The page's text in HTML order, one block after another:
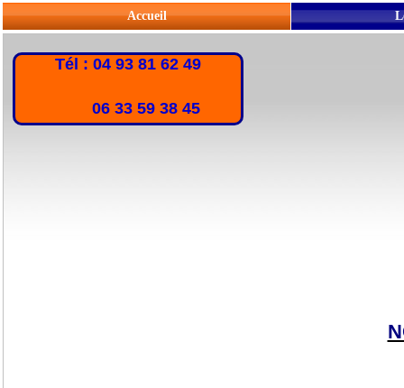
Accueil
Tél : 04 93 81 62 49
06 33 59 38 45